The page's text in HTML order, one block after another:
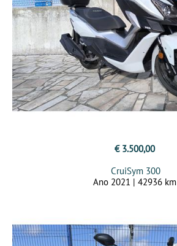
€ 3.500,00
CruiSym 300
Ano 2021 | 42936 km